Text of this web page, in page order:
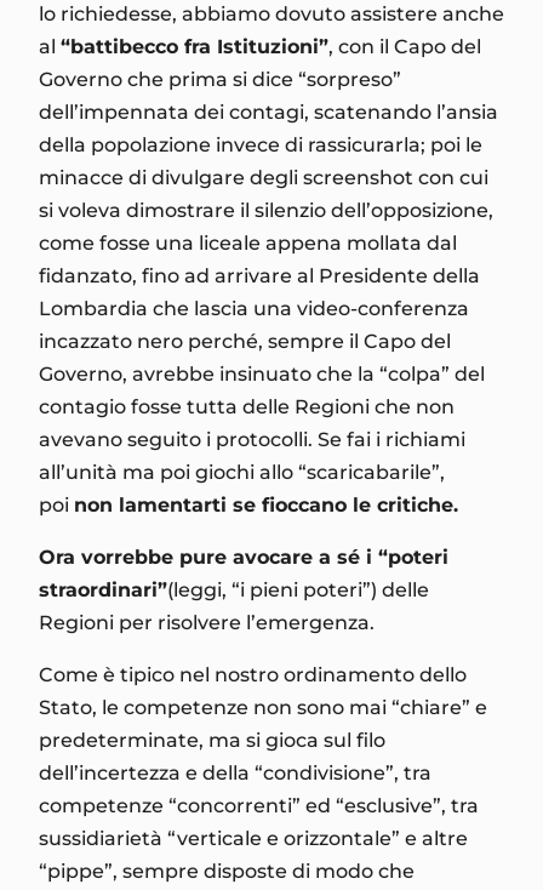
lo richiedesse, abbiamo dovuto assistere anche
al “battibecco fra Istituzioni”, con il Capo del
Governo che prima si dice “sorpreso”
dell’impennata dei contagi, scatenando l’ansia
della popolazione invece di rassicurarla; poi le
minacce di divulgare degli screenshot con cui
si voleva dimostrare il silenzio dell’opposizione,
come fosse una liceale appena mollata dal
fidanzato, fino ad arrivare al Presidente della
Lombardia che lascia una video-conferenza
incazzato nero perché, sempre il Capo del
Governo, avrebbe insinuato che la “colpa” del
contagio fosse tutta delle Regioni che non
avevano seguito i protocolli. Se fai i richiami
all’unità ma poi giochi allo “scaricabarile”,
poi non lamentarti se fioccano le critiche.
Ora vorrebbe pure avocare a sé i “poteri
straordinari”(leggi, “i pieni poteri”) delle
Regioni per risolvere l’emergenza.
Come è tipico nel nostro ordinamento dello
Stato, le competenze non sono mai “chiare” e
predeterminate, ma si gioca sul filo
dell’incertezza e della “condivisione”, tra
competenze “concorrenti” ed “esclusive”, tra
sussidiarietà “verticale e orizzontale” e altre
“pippe”, sempre disposte di modo che